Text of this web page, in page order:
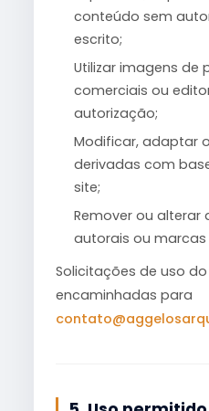
conteúdo sem
escrito;
Utilizar imagens de
comerciais ou
autorização;
Modificar, adaptar
derivadas com
site;
Remover ou alterar
autorais ou
Solicitações de uso
encaminhadas para